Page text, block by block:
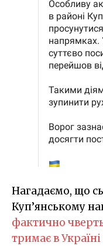
Нагадаємо, що
Куп’янському
фактично
тримає в Україні